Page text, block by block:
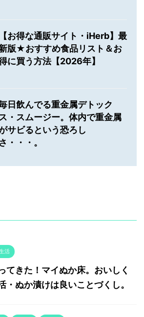
【お得な通販サイト・iHerb】最
版★おすすめ食品リスト＆お
に買う方法【2026年】
日飲んでる重金属デトック
ス・スムージー。体内で重金属
サビるという恐ろし
さ・・・。
活
てきた！マイぬか床。おいしく
・ぬか漬けは良いことづくし。